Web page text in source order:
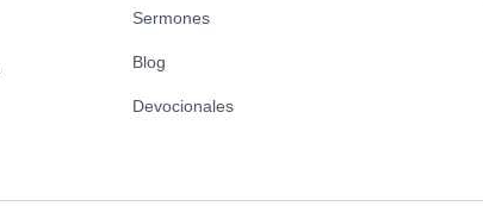
Sermones
Blog
Devocionales